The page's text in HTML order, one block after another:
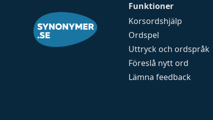
Funktioner
Korsordshjälp
Ordspel
Uttryck och ordspråk
Föreslå nytt ord
Lämna feedback